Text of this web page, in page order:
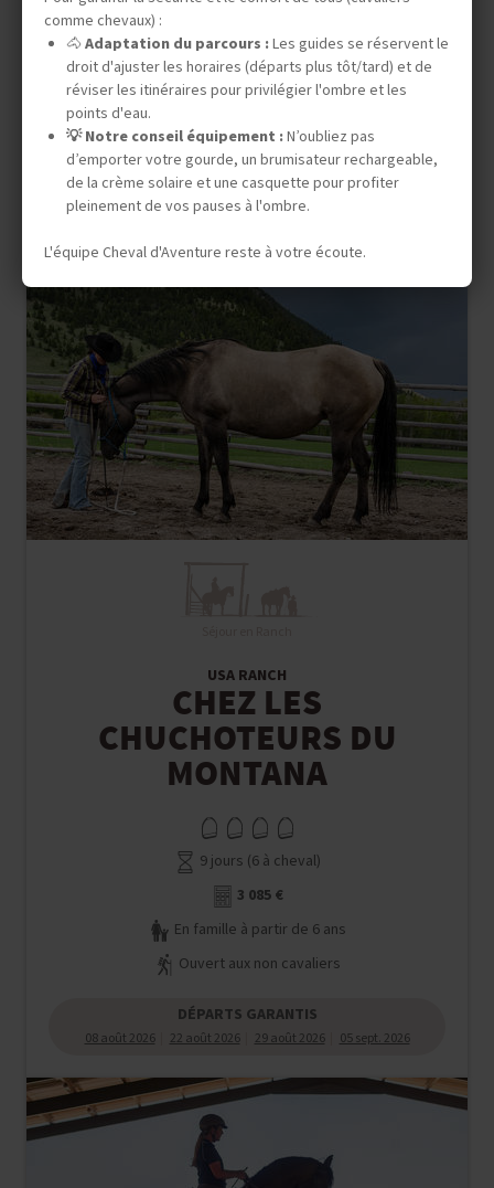
7 jours (5 à cheval)
1 390 €
DÉPARTS GARANTIS
30 août 2026 08 nov. 2026 15 nov. 2026
USA RANCH
CHEZ LES
CHUCHOTEURS DU
MONTANA
9 jours (6 à cheval)
3 085 €
En famille à partir de 6 ans
Ouvert aux non cavaliers
DÉPARTS GARANTIS
08 août 2026 22 août 2026 29 août 2026 05 sept. 2026
comme chevaux) :
🐴 Adaptation du parcours :Les guides se réservent le
droit d'ajuster les horaires (départs plus tôt/tard) et de
réviser les itinéraires pour privilégier l'ombre et les
points d'eau.
💡 Notre conseil équipement :N’oubliez pas
d’emporter votre gourde, un brumisateur rechargeable,
de la crème solaire et une casquette pour profiter
pleinement de vos pauses à l'ombre.
L'équipe Cheval d'Aventure reste à votre écoute.